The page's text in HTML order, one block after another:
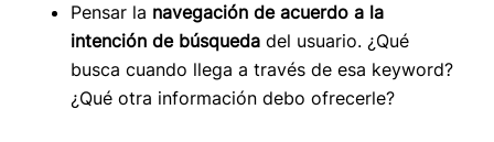
Pensar la navegación de acuerdo a la
intención de búsqueda del usuario. ¿Qué
busca cuando llega a través de esa keyword?
¿Qué otra información debo ofrecerle?